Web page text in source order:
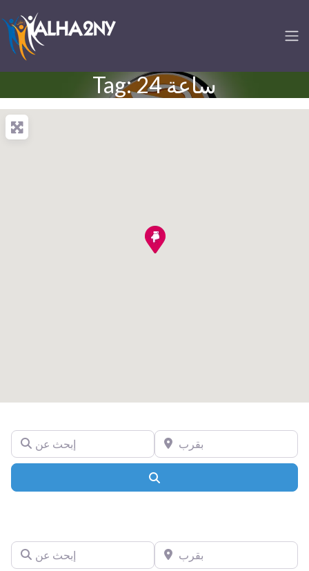
Tag: 24 ساعة
إبحث عن بقرب
إبحث عن بقرب